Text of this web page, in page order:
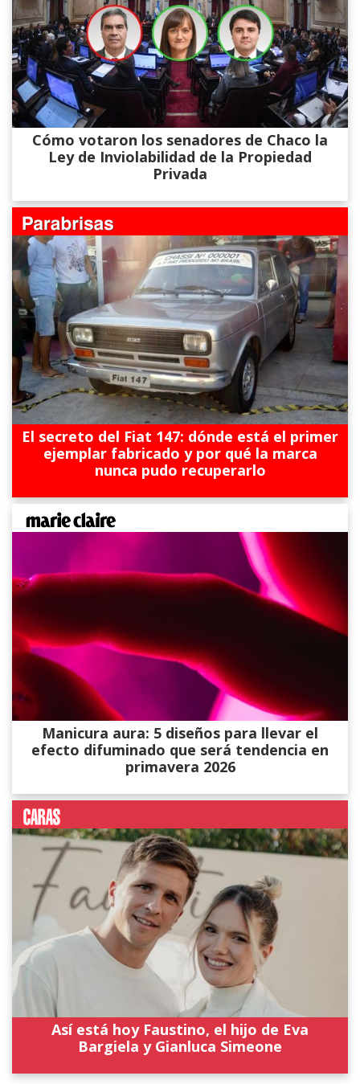
Cómo votaron los senadores de Chaco la
Ley de Inviolabilidad de la Propiedad
Privada
El secreto del Fiat 147: dónde está el primer
ejemplar fabricado y por qué la marca
nunca pudo recuperarlo
Manicura aura: 5 diseños para llevar el
efecto difuminado que será tendencia en
primavera 2026
Así está hoy Faustino, el hijo de Eva
Bargiela y Gianluca Simeone